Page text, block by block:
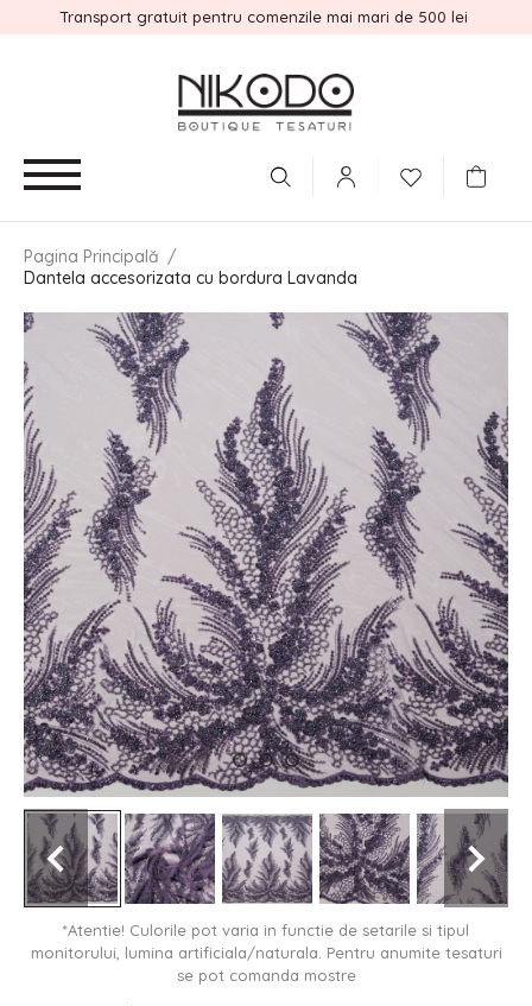
Transport gratuit pentru comenzile mai mari de 500 lei
Pagina Principală /
Dantela accesorizata cu bordura Lavanda
*Atentie! Culorile pot varia in functie de setarile si tipul
monitorului, lumina artificiala/naturala. Pentru anumite tesaturi
se pot comanda mostre